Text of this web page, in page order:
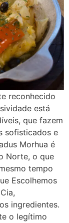
reconhecido
está
que fazem
sofisticados e
Morhua é
Norte, o que
tempo
Escolhemos
ingredientes.
o legítimo